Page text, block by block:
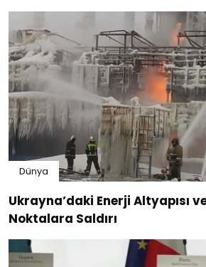
Dünya
Ukrayna’daki Enerji Altyapısı
Noktalara Saldırı